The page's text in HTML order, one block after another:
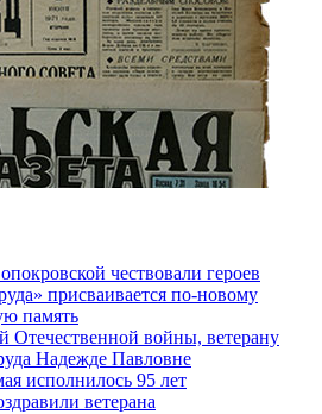
чествовали героев
присваивается по-новому
память
Отечественной войны, ветерану
Надежде Павловне
исполнилось 95 лет
ветерана